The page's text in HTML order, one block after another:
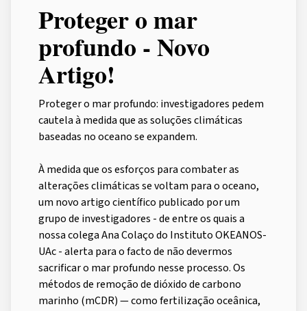
Proteger o mar
profundo - Novo
Artigo!
Proteger o mar profundo: investigadores pedem
cautela à medida que as soluções climáticas
baseadas no oceano se expandem.
À medida que os esforços para combater as
alterações climáticas se voltam para o oceano,
um novo artigo científico publicado por um
grupo de investigadores - de entre os quais a
nossa colega Ana Colaço do Instituto OKEANOS-
UAc - alerta para o facto de não devermos
sacrificar o mar profundo nesse processo. Os
métodos de remoção de dióxido de carbono
marinho (mCDR) — como fertilização oceânica,